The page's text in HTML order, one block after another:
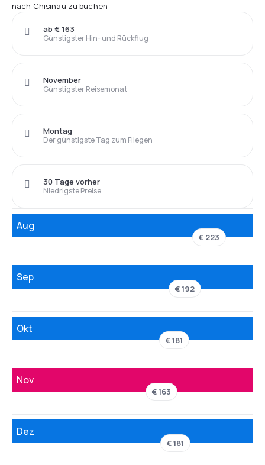
nach Chisinau zu buchen
Günstigster Hin- und Rückflug
ab € 163
Günstigster Reisemonat
November
Der günstigste Tag zum Fliegen
Montag
Niedrigste Preise
30 Tage vorher
Aug
€ 223
Sep
€ 192
Okt
€ 181
Nov
€ 163
Dez
€ 181